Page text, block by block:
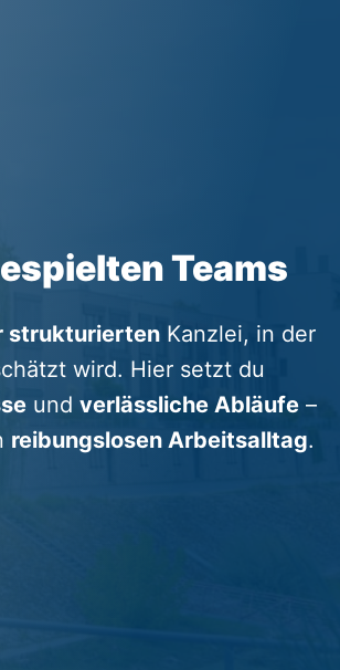
Teams
strukturierten Kanzlei, in der
wird. Hier setzt du
und verlässliche Abläufe –
reibungslosen Arbeitsalltag.